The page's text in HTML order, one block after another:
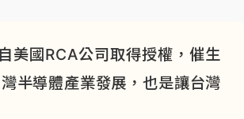
美國RCA公司取得授權，催生
半導體產業發展，也是讓台灣